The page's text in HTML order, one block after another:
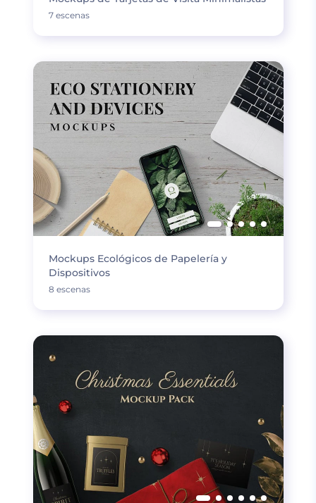
7 escenas
Mockups Ecológicos de Papelería y
Dispositivos
8 escenas